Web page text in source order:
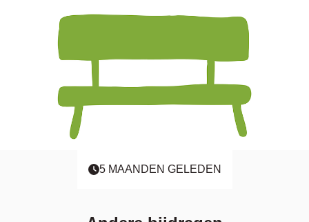
5 MAANDEN GELEDEN